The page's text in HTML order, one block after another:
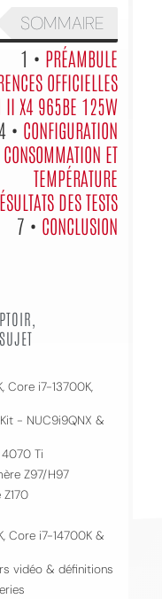
SOMMAIRE
1 • PRÉAMBULE
OFFICIELLES
II X4 965BE 125W
4 • CONFIGURATION
ET
TEMPÉRATURE
DES TESTS
7 • CONCLUSION
Core i7-13700K,
- NUC9i9QNX &
4070 Ti
Z97/H97
Core i7-14700K &
vidéo & définitions